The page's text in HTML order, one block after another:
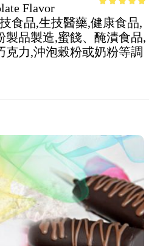
5
Flavor
食品,生技醫藥,健康食品,
製品製造,蜜餞、醃漬食品,
克力,沖泡穀粉或奶粉等調